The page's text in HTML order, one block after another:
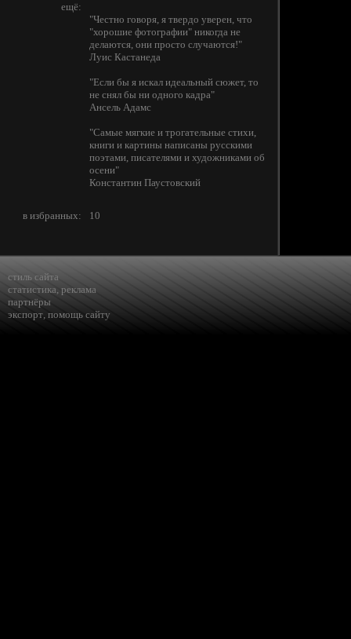
ещё:
"Честно говоря, я твердо уверен, что
"хорошие фотографии" никогда не
делаются, они просто случаются!"
Луис Кастанеда
"Если бы я искал идеальный сюжет, то
не снял бы ни одного кадра"
Ансель Адамс
"Самые мягкие и трогательные стихи,
книги и картины написаны русскими
поэтами, писателями и художниками об
осени"
Константин Паустовский
в избранных: 10
стиль сайта
статистика, реклама
партнёры
экспорт, помощь сайту